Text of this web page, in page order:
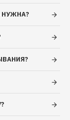
НУЖНА?